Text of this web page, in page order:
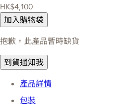
HK$4,100
加入購物袋
抱歉，此產品暫時缺貨
到貨通知我
產品詳情
包裝